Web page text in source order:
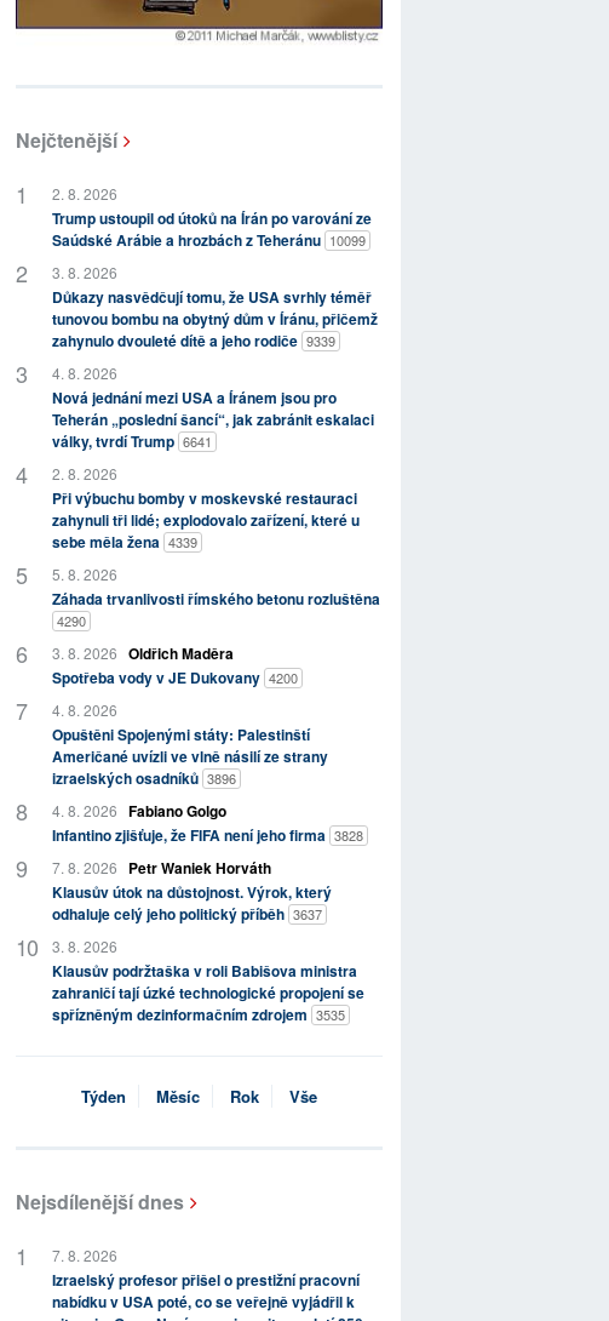
➥
Nejčtenější
2. 8. 2026
Trump ustoupil od útoků na Írán po varování ze
Saúdské Arábie a hrozbách z Teheránu 10099
3. 8. 2026
Důkazy nasvědčují tomu, že USA svrhly téměř
tunovou bombu na obytný dům v Íránu, přičemž
zahynulo dvouleté dítě a jeho rodiče 9339
4. 8. 2026
Nová jednání mezi USA a Íránem jsou pro
Teherán „poslední šancí“, jak zabránit eskalaci
války, tvrdí Trump 6641
2. 8. 2026
Při výbuchu bomby v moskevské restauraci
zahynuli tři lidé; explodovalo zařízení, které u
sebe měla žena 4339
5. 8. 2026
Záhada trvanlivosti římského betonu rozluštěna
4290
3. 8. 2026 Oldřich Maděra
Spotřeba vody v JE Dukovany 4200
4. 8. 2026
Opuštěni Spojenými státy: Palestinští
Američané uvízli ve vlně násilí ze strany
izraelských osadníků 3896
4. 8. 2026 Fabiano Golgo
Infantino zjišťuje, že FIFA není jeho firma 3828
7. 8. 2026
Petr Waniek Horváth
Klausův útok na důstojnost. Výrok, který
odhaluje celý jeho politický příběh 3637
3. 8. 2026
Klausův podržtaška v roli Babišova ministra
zahraničí tají úzké technologické propojení se
spřízněným dezinformačním zdrojem 3535
Týden Měsíc Rok Vše
Nejsdílenější dnes
7. 8. 2026
Izraelský profesor přišel o prestižní pracovní
nabídku v USA poté, co se veřejně vyjádřil k